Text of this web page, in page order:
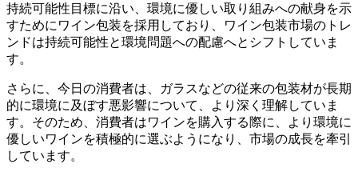
持続可能性目標に沿い、環境に優しい取り組みへの献身を示
すためにワイン包装を採用しており、ワイン包装市場のトレ
ンドは持続可能性と環境問題への配慮へとシフトしていま
す。
さらに、今日の消費者は、ガラスなどの従来の包装材が長期
的に環境に及ぼす悪影響について、より深く理解していま
す。そのため、消費者はワインを購入する際に、より環境に
優しいワインを積極的に選ぶようになり、市場の成長を牽引
しています。